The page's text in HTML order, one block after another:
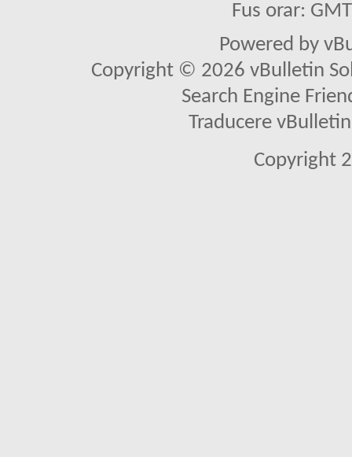
Fus orar:
Powered by
Copyright © 2026 vBulletin
Search Engine
Traducere
Copyright